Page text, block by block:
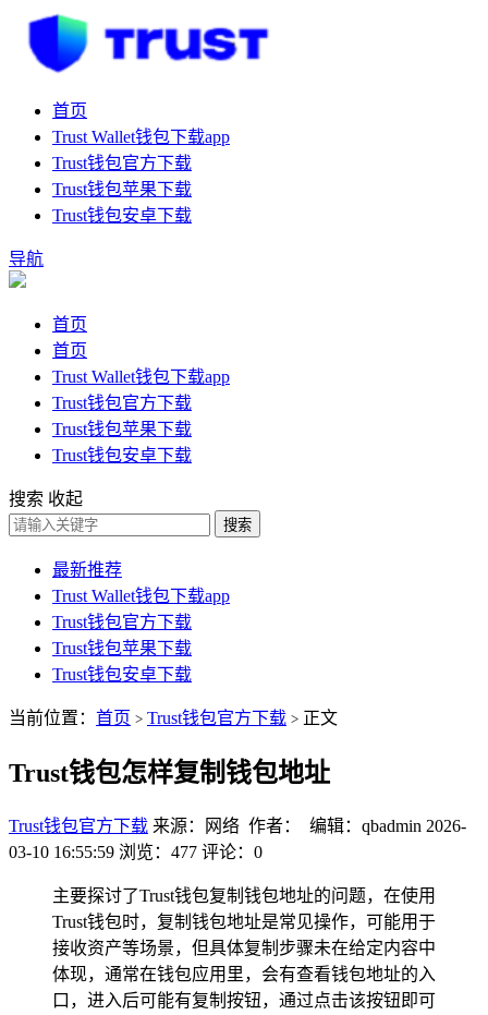
首页
Trust Wallet钱包下载app
Trust钱包官方下载
Trust钱包苹果下载
Trust钱包安卓下载
导航
首页
首页
Trust Wallet钱包下载app
Trust钱包官方下载
Trust钱包苹果下载
Trust钱包安卓下载
搜索 收起
搜索
最新推荐
Trust Wallet钱包下载app
Trust钱包官方下载
Trust钱包苹果下载
Trust钱包安卓下载
当前位置： 首页 > Trust钱包官方下载 > 正文
Trust钱包怎样复制钱包地址
Trust钱包官方下载 来源：网络 作者： 编辑：qbadmin 2026-
03-10 16:55:59 浏览：477 评论：0
主要探讨了Trust钱包复制钱包地址的问题，在使用
Trust钱包时，复制钱包地址是常见操作，可能用于
接收资产等场景，但具体复制步骤未在给定内容中
体现，通常在钱包应用里，会有查看钱包地址的入
口，进入后可能有复制按钮，通过点击该按钮即可